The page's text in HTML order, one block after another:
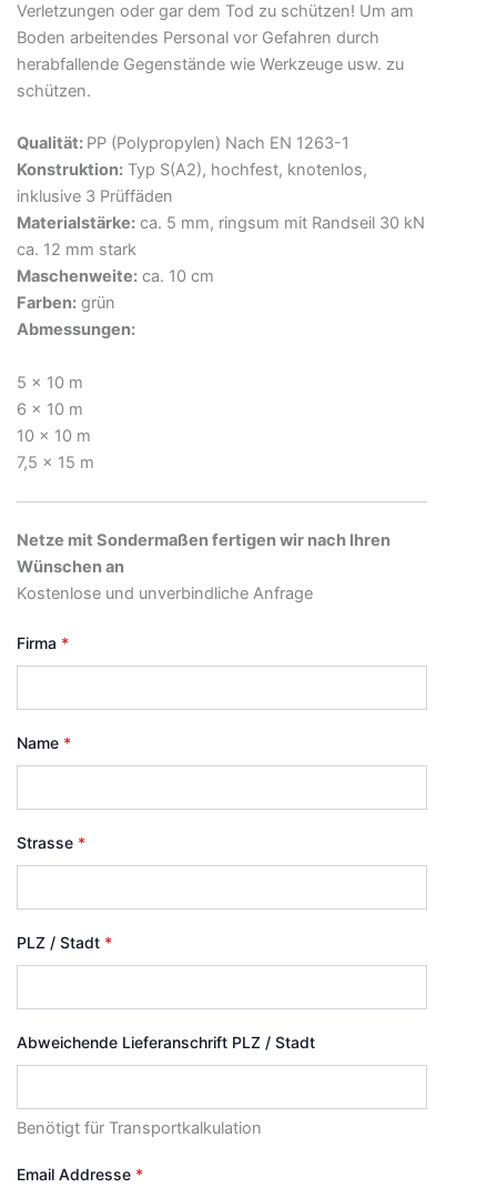
Verletzungen oder gar dem Tod zu schützen! Um am
Boden arbeitendes Personal vor Gefahren durch
herabfallende Gegenstände wie Werkzeuge usw. zu
schützen.
Qualität: PP (Polypropylen) Nach EN 1263-1
Konstruktion: Typ S(A2), hochfest, knotenlos,
inklusive 3 Prüffäden
Materialstärke: ca. 5 mm, ringsum mit Randseil 30 kN
ca. 12 mm stark
Maschenweite: ca. 10 cm
Farben: grün
Abmessungen:
5 x 10 m
6 x 10 m
10 x 10 m
7,5 x 15 m
Netze mit Sondermaßen fertigen wir nach Ihren
Wünschen an
Kostenlose und unverbindliche Anfrage
Firma *
Name *
Strasse *
PLZ / Stadt *
Abweichende Lieferanschrift PLZ / Stadt
Benötigt für Transportkalkulation
Email Addresse *